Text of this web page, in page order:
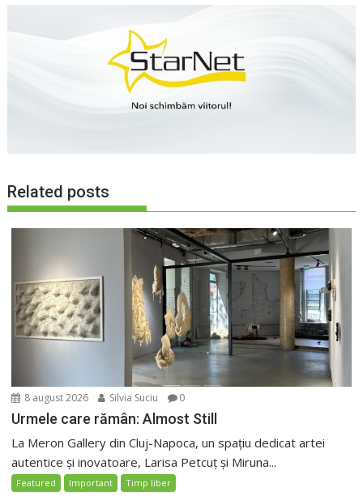
Related posts
8 august 2026 Silvia Suciu 0
Urmele care rămân: Almost Still
La Meron Gallery din Cluj-Napoca, un spațiu dedicat artei
autentice și inovatoare, Larisa Petcuț și Miruna...
Featured Important Timp liber